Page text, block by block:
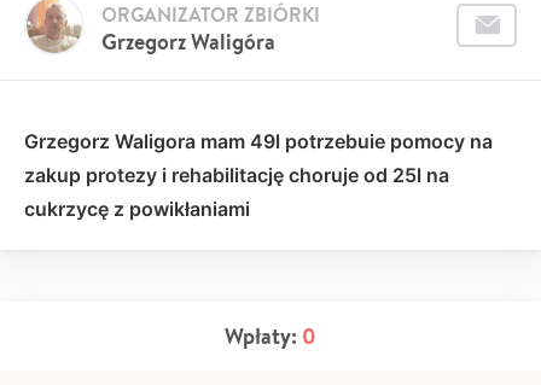
Grzegorz Waligóra
ORGANIZATOR ZBIÓRKI
Grzegorz Waligora mam 49l potrzebuie pomocy na
zakup protezy i rehabilitację choruje od 25l na
cukrzycę z powikłaniami
Wpłaty: 0